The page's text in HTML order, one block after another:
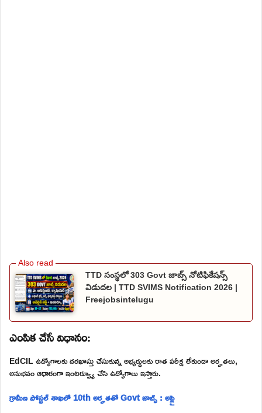
TTD సంస్థలో 303 Govt జాబ్స్ నోటిఫికేషన్స్
విడుదల | TTD SVIMS Notification 2026 |
Freejobsintelugu
ఎంపిక చేసే విధానం:
EdCIL ఉద్యోగాలకు దరఖాస్తు చేసుకున్న అభ్యర్థులకు రాత పరీక్ష లేకుండా అర్హతలు,
అనుభవం ఆధారంగా ఇంటర్వ్యూ చేసి ఉద్యోగాలు ఇస్తారు.
గ్రామీణ పోస్టల్ శాఖలో 10th అర్హతతో Govt జాబ్స్ : అప్లై